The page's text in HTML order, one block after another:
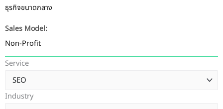
ธุรกิจขนาดกลาง
Sales Model:
Non-Profit
Service
Industry